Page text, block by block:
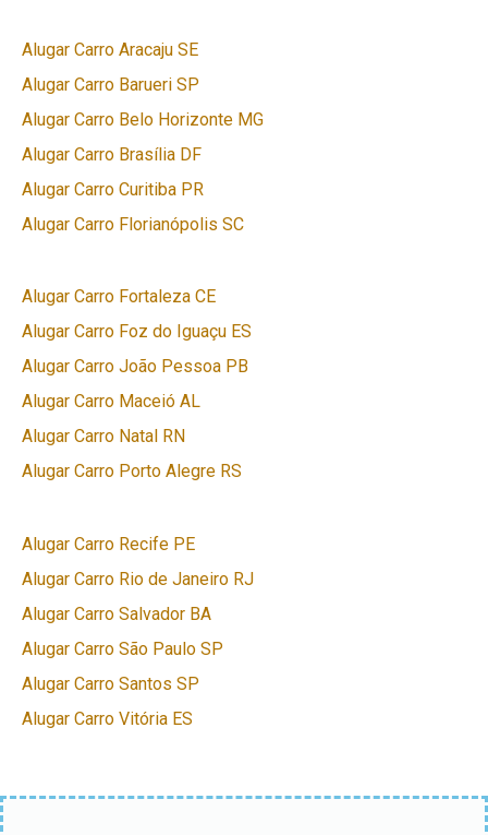
Alugar Carro Aracaju SE
Alugar Carro Barueri SP
Alugar Carro Belo Horizonte MG
Alugar Carro Brasília DF
Alugar Carro Curitiba PR
Alugar Carro Florianópolis SC
Alugar Carro Fortaleza CE
Alugar Carro Foz do Iguaçu ES
Alugar Carro João Pessoa PB
Alugar Carro Maceió AL
Alugar Carro Natal RN
Alugar Carro Porto Alegre RS
Alugar Carro Recife PE
Alugar Carro Rio de Janeiro RJ
Alugar Carro Salvador BA
Alugar Carro São Paulo SP
Alugar Carro Santos SP
Alugar Carro Vitória ES